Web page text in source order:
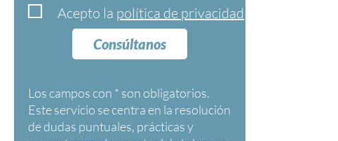
Acepto la política de privacidad
Consúltanos
Los campos con * son obligatorios